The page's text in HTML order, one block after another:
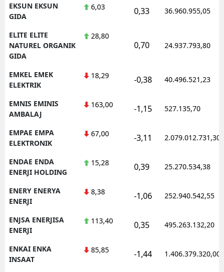
EKSUN EKSUN
GIDA
6,03 0,33 36.960.955,05
ELITE ELITE
NATUREL ORGANIK
GIDA
28,80
0,70 24.937.793,80
EMKEL EMEK
ELEKTRIK
18,29 -0,38 40.496.521,23
EMNIS EMINIS
AMBALAJ
163,00 -1,15 527.135,70
EMPAE EMPA
ELEKTRONIK
67,00 -3,11 2.079.012.731,30
ENDAE ENDA
ENERJI HOLDING
15,28 0,39 25.270.534,38
ENERY ENERYA
ENERJI
8,38 -1,06 252.940.542,55
ENJSA ENERJISA
ENERJI
113,40 0,35 495.263.132,20
ENKAI ENKA
INSAAT
85,85 -1,44 1.406.379.320,00